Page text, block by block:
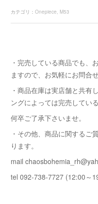
カテゴリ ：Onepiece M53
・完売している商品でも、
ますので、お気軽にお問合
・商品在庫は実店舗と共有
ングによっては完売してい
何卒ご了承下さいませ。
・その他、商品に関するご
ります。
mail
tel 092-738-7727 (12:00～